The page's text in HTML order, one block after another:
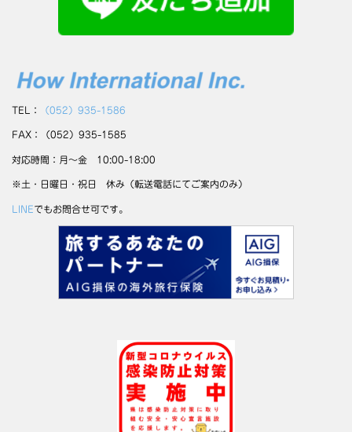
TEL： （052）935-1586
FAX：（052）935-1585
対応時間：月～金 10:00-18:00
※土・日曜日・祝日 休み（転送電話にてご案内のみ）
LINEでもお問合せ可です。